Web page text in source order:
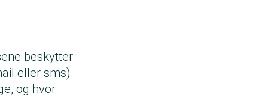
beskytter
eller sms).
og hvor